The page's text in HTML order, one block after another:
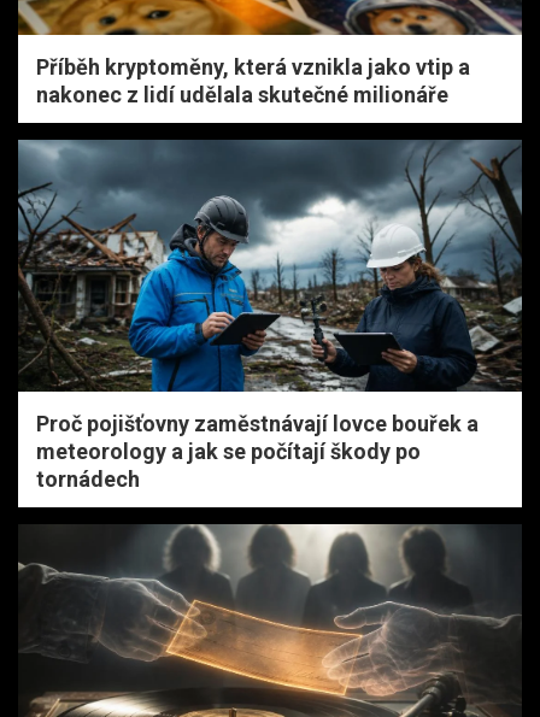
Příběh kryptoměny, která vznikla jako vtip a
nakonec z lidí udělala skutečné milionáře
Proč pojišťovny zaměstnávají lovce bouřek a
meteorology a jak se počítají škody po
tornádech